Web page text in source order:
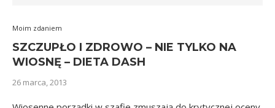
Moim zdaniem
SZCZUPŁO I ZDROWO – NIE TYLKO NA
WIOSNĘ – DIETA DASH
26 marca, 2013